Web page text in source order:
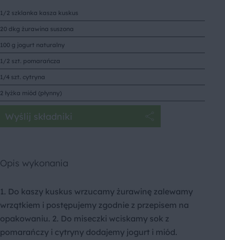
1/2 szklanka kasza kuskus
20 dkg żurawina suszona
100 g jogurt naturalny
1/2 szt. pomarańcza
1/4 szt. cytryna
2 łyżka miód (płynny)
Wyślij składniki
Opis wykonania
1. Do kaszy kuskus wrzucamy żurawinę zalewamy
wrzątkiem i postępujemy zgodnie z przepisem na
opakowaniu. 2. Do miseczki wciskamy sok z
pomarańczy i cytryny dodajemy jogurt i miód.